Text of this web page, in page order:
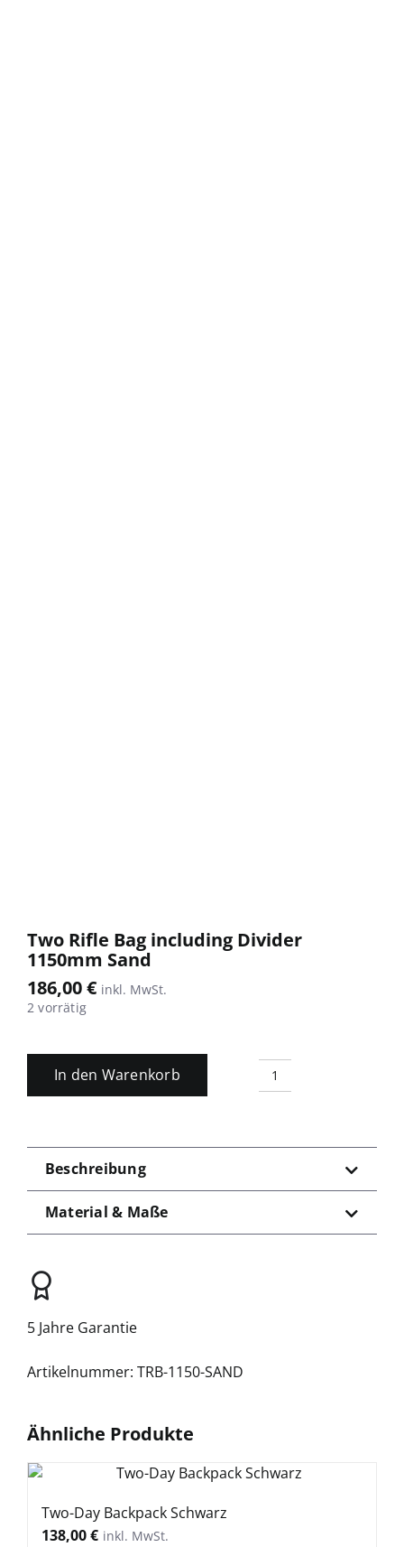
Two Rifle Bag including Divider
1150mm Sand
186,00€
2 vorrätig
Two
Divider
In den Warenkorb
Beschreibung
Material & Maße
5 Jahre Garantie
TRB-1150-SAND
Ähnliche Produkte
Two-Day Backpack Schwarz
138,00€